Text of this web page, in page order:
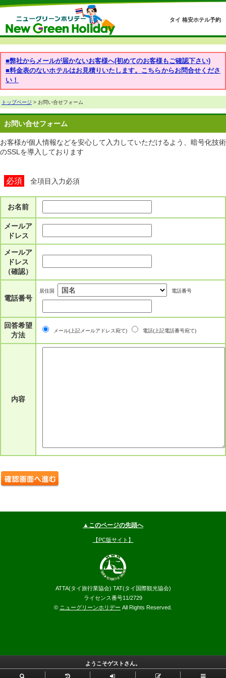
タイ 格安ホテル予約
■弊社からメールが届かないお客様へ(初めてのお客様もご確認下さい)
■料金表のないホテルはお見積りいたします。こちらからお問合せくださ
い！
トップページ > お問い合せフォーム
お問い合せフォーム
お客様が個人情報などを安心して入力していただけるよう、暗号化技術
のSSLを導入しております
必須 全項目入力必須
お名前
メールア
ドレス
メールア
ドレス
（確認）
電話番号
居住国 電話番号
回答希望
方法
メール(上記メールアドレス宛て) 電話(上記電話番号宛て)
内容
▲このページの先頭へ
【PC版サイト】
ATTA(タイ旅行業協会) TAT(タイ国際観光協会)
ライセンス番号11/2729
© ニューグリーンホリデー All Rights Reserved.
ようこそゲストさん。